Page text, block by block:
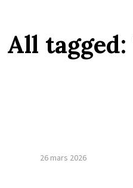
All tagged:
26 mars 2026